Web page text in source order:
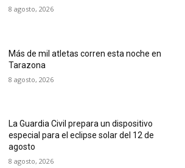
8 agosto, 2026
Más de mil atletas corren esta noche en
Tarazona
8 agosto, 2026
La Guardia Civil prepara un dispositivo
especial para el eclipse solar del 12 de
agosto
8 agosto, 2026